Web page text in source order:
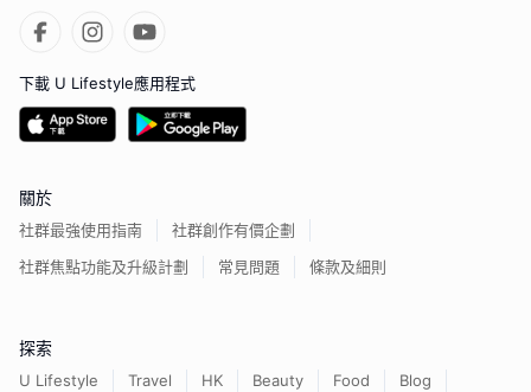
下載 U Lifestyle應用程式
關於
社群最強使用指南
社群創作有價企劃
社群焦點功能及升級計劃
常見問題 條款及細則
探索
U Lifestyle Travel HK Beauty Food
Blog